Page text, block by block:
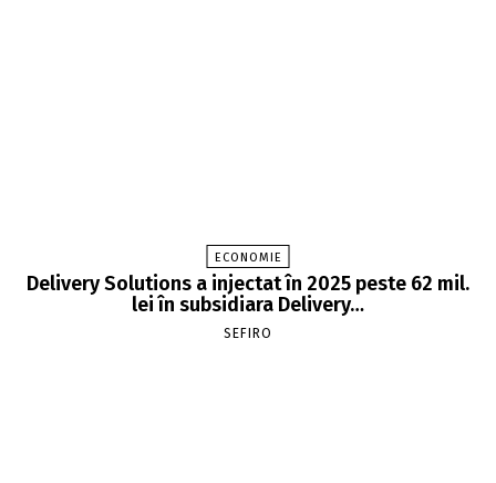
ECONOMIE
Delivery Solutions a injectat în 2025 peste 62 mil.
lei în subsidiara Delivery…
SEFIRO